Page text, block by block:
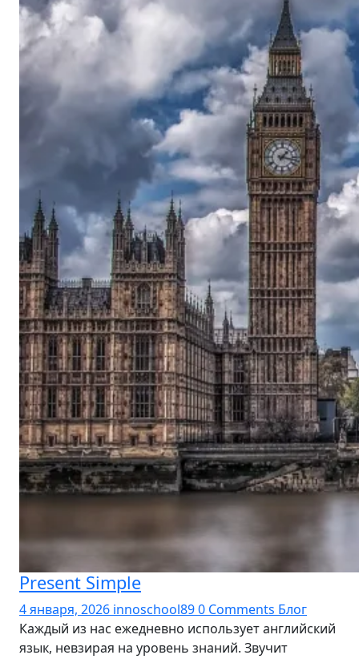
Present Simple
4 января, 2026 innoschool890 Comments Блог
Каждый из нас ежедневно использует английский
язык, невзирая на уровень знаний. Звучит